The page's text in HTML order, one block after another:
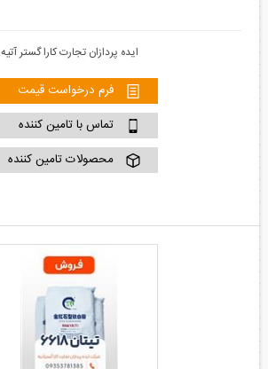
ایده پردازان تجارت کارا گستر آتیه
فرم درخواست قیمت
تماس با تامین کننده
محصولات تامین کننده